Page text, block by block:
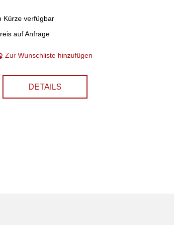
Kürze verfügbar
auf Anfrage
Zur Wunschliste hinzufügen
DETAILS